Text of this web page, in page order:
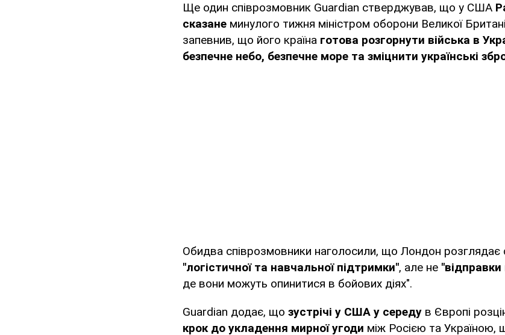
Ще один співрозмовник Guardian стверджував, що у США
сказане минулого тижня міністром оборони Великої
запевнив, що його країна готова розгорнути війська в
безпечне небо, безпечне море та зміцнити українські
Обидва співрозмовники наголосили, що Лондон розглядає
"логістичної та навчальної підтримки", але не
де вони можуть опинитися в бойових діях".
Guardian додає, що зустрічі у США у середу в Європі
крок до укладення мирної угоди між Росією та Україною,